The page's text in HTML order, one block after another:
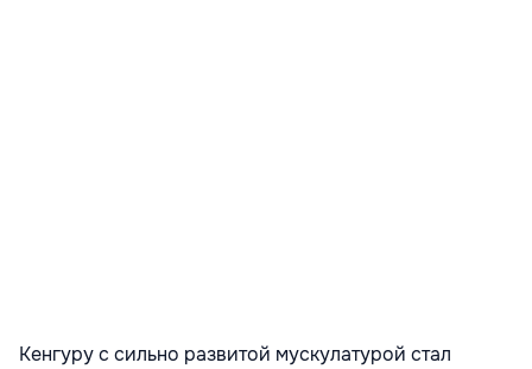
Кенгуру с сильно развитой мускулатурой стал